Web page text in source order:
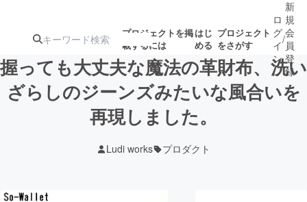
プロジェクトを掲
載するには
はじ
める
プロジェクト
をさがす
注目のリ 注目の新着プロ 募集終了が近いプ
ロ
グ
イ
ン
/
新
規
会
員
登
録
握っても大丈夫な魔法の革財布、洗い
ざらしのジーンズみたいな風合いを
再現しました。
Ludi works プロダクト